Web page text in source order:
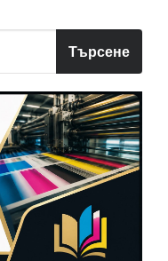
Търсене